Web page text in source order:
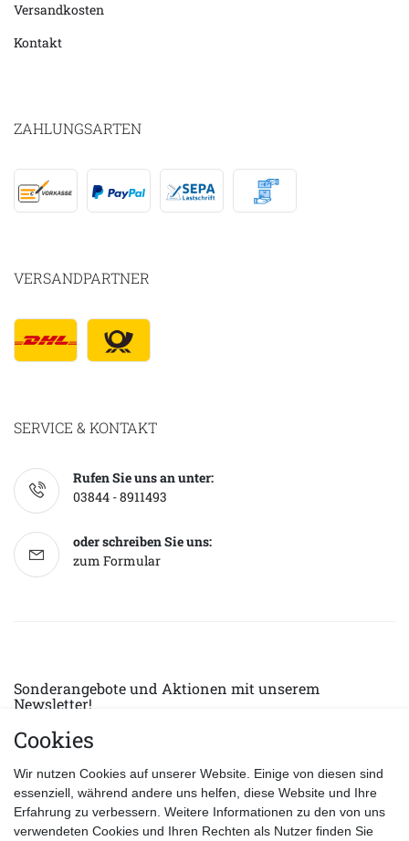
Versandkosten
Kontakt
ZAHLUNGSARTEN
VERSANDPARTNER
SERVICE & KONTAKT
Rufen Sie uns an unter:
03844 - 8911493
oder schreiben Sie uns:
zum Formular
Sonderangebote und Aktionen mit unserem
Newsletter!
E-MAIL *
Datenschutzerklärung
Cookies
Wir nutzen Cookies auf unserer Website. Einige von diesen sind
essenziell, während andere uns helfen, diese Website und Ihre
Erfahrung zu verbessern. Weitere Informationen zu den von uns
verwendeten Cookies und Ihren Rechten als Nutzer finden Sie